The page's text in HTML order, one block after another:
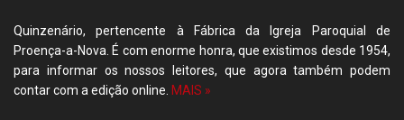
Quinzenário, pertencente à Fábrica da Igreja Paroquial de
Proença-a-Nova. É com enorme honra, que existimos desde 1954,
para informar os nossos leitores, que agora também podem
contar com a edição online. MAIS »